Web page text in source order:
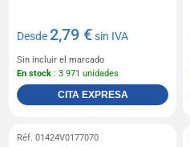
Desde2,79 €sin IVA
Sin incluir el marcado
En stock : 3 971 unidades
CITA EXPRESA
Réf. 01424V0177070